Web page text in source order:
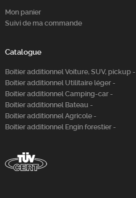
Mon panier
Suivi de ma commande
Catalogue
Boitier additionnel Voiture, SUV, pickup -
Boitier additionnel Utilitaire léger -
Boitier additionnel Camping-car -
Boitier additionnel Bateau -
Boitier additionnel Agricole -
Boitier additionnel Engin forestier -